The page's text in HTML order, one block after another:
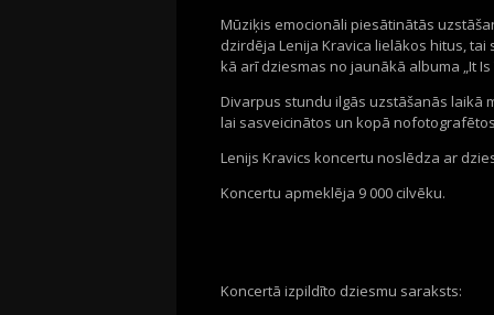
Mūziķis emocionāli piesātinātās
dzirdēja Lenija Kravica lielākos hitus, tai
kā arī dziesmas no jaunākā albuma „It Is
Divarpus stundu ilgās uzstāšanās laikā
lai sasveicinātos un kopā
Lenijs Kravics koncertu noslēdza ar
Koncertu apmeklēja 9 000 cilvēku.
Koncertā izpildīto dziesmu saraksts: